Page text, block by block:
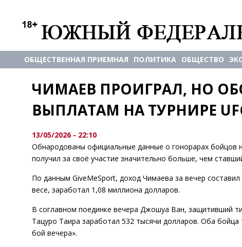
ОБЩЕСТВЕННАЯ ПРИЕМНАЯ ПОЛИТИКА ОБЩЕСТВО
ЧИМАЕВ ПРОИГРАЛ, НО
ВЫПЛАТАМ НА ТУРНИРЕ
13/05/2026 - 22:10
Обнародованы официальные данные о гонорарах бойцов
получил за своё участие значительно больше, чем
По данным GiveMeSport, доход Чимаева за вечер
весе, заработал 1,08 миллиона долларов.
В соглавном поединке вечера Джошуа Ван, защитивший
Тацуро Таира заработал 532 тысячи долларов. Оба
бой вечера».